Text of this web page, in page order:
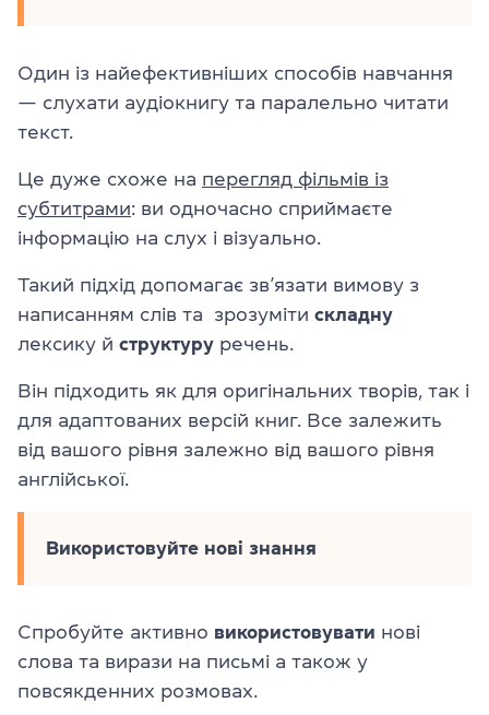
Один із найефективніших способів навчання
— слухати аудіокнигу та паралельно читати
текст.
Це дуже схоже на перегляд фільмів із
субтитрами: ви одночасно сприймаєте
інформацію на слух і візуально.
Такий підхід допомагає зв’язати вимову з
написанням слів та зрозуміти складну
лексику й структуру речень.
Він підходить як для оригінальних творів, так і
для адаптованих версій книг. Все залежить
від вашого рівня залежно від вашого рівня
англійської.
Використовуйте нові знання
Спробуйте активно використовувати нові
слова та вирази на письмі а також у
повсякденних розмовах.